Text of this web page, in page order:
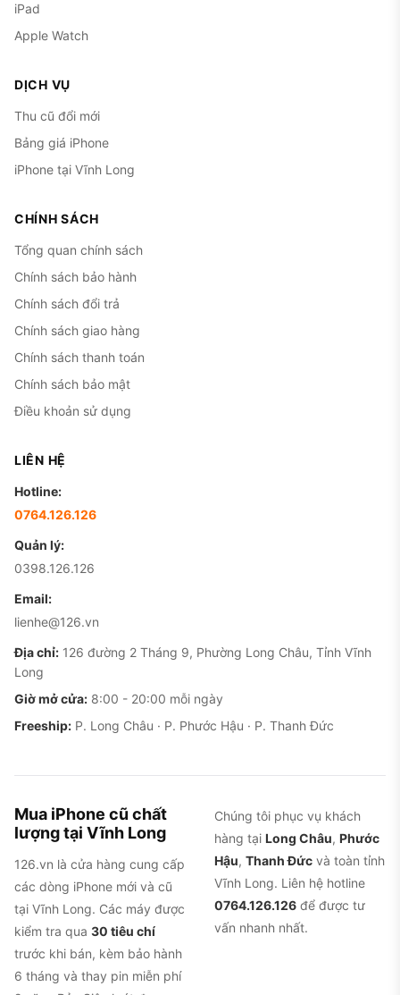
iPad
Apple Watch
DỊCH VỤ
Thu cũ đổi mới
Bảng giá iPhone
iPhone tại Vĩnh Long
CHÍNH SÁCH
Tổng quan chính sách
Chính sách bảo hành
Chính sách đổi trả
Chính sách giao hàng
Chính sách thanh toán
Chính sách bảo mật
Điều khoản sử dụng
LIÊN HỆ
Hotline:
0764.126.126
Quản lý:
0398.126.126
Email:
lienhe@126.vn
Địa chỉ: 126 đường 2 Tháng 9, Phường Long Châu, Tỉnh Vĩnh
Long
Giờ mở cửa: 8:00 - 20:00 mỗi ngày
Freeship: P. Long Châu · P. Phước Hậu · P. Thanh Đức
Mua iPhone cũ chất
lượng tại Vĩnh Long
126.vn là cửa hàng cung cấp
các dòng iPhone mới và cũ
tại Vĩnh Long. Các máy được
kiểm tra qua 30 tiêu chí
trước khi bán, kèm bảo hành
6 tháng và thay pin miễn phí
Chúng tôi phục vụ khách
hàng tại Long Châu, Phước
Hậu, Thanh Đức và toàn tỉnh
Vĩnh Long. Liên hệ hotline
0764.126.126 để được tư
vấn nhanh nhất.